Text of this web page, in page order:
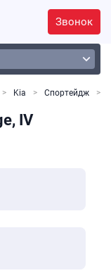
Звонок
Kia Спортейдж
IV